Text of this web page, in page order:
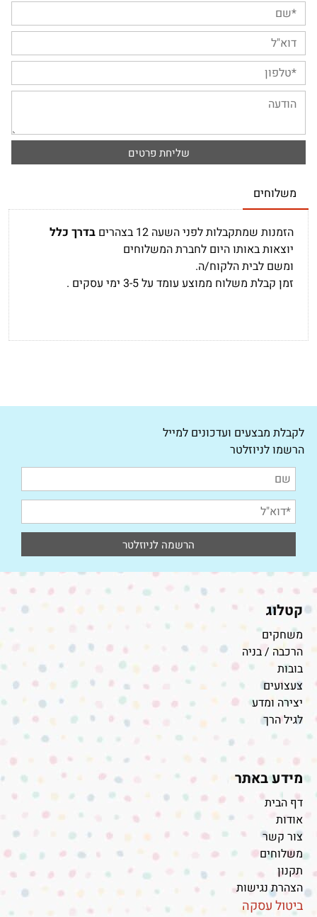
משלוחים
הזמנות שמתקבלות לפני השעה 12 בצהרים
בדרך כלל
יוצאות באותו היום לחברת המשלוחים
ומשם לבית הלקוח/ה.
זמן קבלת משלוח ממוצע עומד על 3-5 ימי עסקים .
לקבלת מבצעים ועדכונים למייל
הרשמו לניוזלטר
קטלוג
משחקים
הרכבה / בניה
בובות
צעצועים
יצירה ומדע
לגיל הרך
מידע באתר
דף הבית
אודות
צור קשר
משלוחים
תקנון
הצהרת נגישות
ביטול עסקה